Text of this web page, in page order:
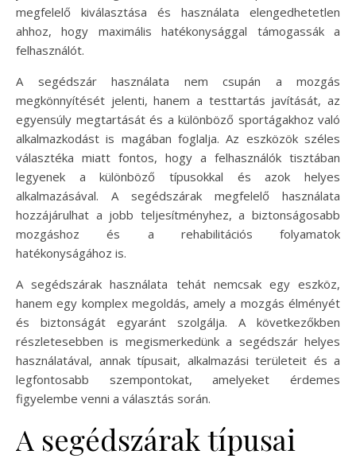
megfelelő kiválasztása és használata elengedhetetlen
ahhoz, hogy maximális hatékonysággal támogassák a
felhasználót.
A segédszár használata nem csupán a mozgás
megkönnyítését jelenti, hanem a testtartás javítását, az
egyensúly megtartását és a különböző sportágakhoz való
alkalmazkodást is magában foglalja. Az eszközök széles
választéka miatt fontos, hogy a felhasználók tisztában
legyenek a különböző típusokkal és azok helyes
alkalmazásával. A segédszárak megfelelő használata
hozzájárulhat a jobb teljesítményhez, a biztonságosabb
mozgáshoz és a rehabilitációs folyamatok
hatékonyságához is.
A segédszárak használata tehát nemcsak egy eszköz,
hanem egy komplex megoldás, amely a mozgás élményét
és biztonságát egyaránt szolgálja. A következőkben
részletesebben is megismerkedünk a segédszár helyes
használatával, annak típusait, alkalmazási területeit és a
legfontosabb szempontokat, amelyeket érdemes
figyelembe venni a választás során.
A segédszárak típusai